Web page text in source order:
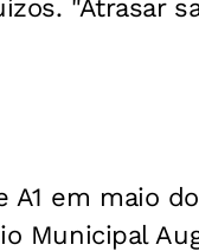
"Atrasar
em maio
Municipal